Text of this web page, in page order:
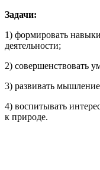
Задачи:
1) формировать
деятельности;
2) совершенствовать
3) развивать
4) воспитывать
к природе.